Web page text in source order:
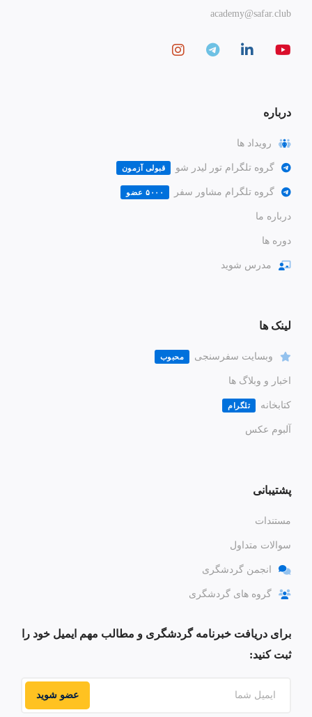
academy@safar.club
درباره
رویداد ها
گروه تلگرام تور لیدر شو قبولی آزمون
گروه تلگرام مشاور سفر ۵۰۰۰ عضو
درباره ما
دوره ها
مدرس شوید
لینک ها
وبسایت سفرسنجی محبوب
اخبار و وبلاگ ها
کتابخانه تلگرام
آلبوم عکس
پشتیبانی
مستندات
سوالات متداول
انجمن گردشگری
گروه های گردشگری
برای دریافت خبرنامه گردشگری و مطالب مهم ایمیل خود را
ثبت کنید:
عضو شوید